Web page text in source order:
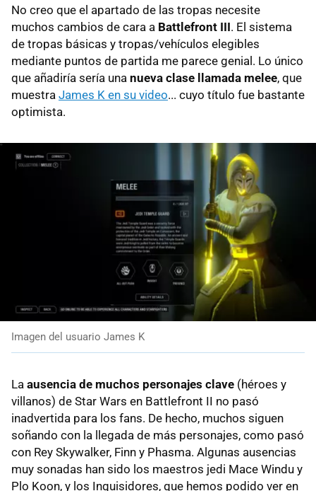
No creo que el apartado de las tropas necesite
muchos cambios de cara a Battlefront III. El sistema
de tropas básicas y tropas/vehículos elegibles
mediante puntos de partida me parece genial. Lo único
que añadiría sería una nueva clase llamada melee, que
muestra James K en su video... cuyo título fue bastante
optimista.
Imagen del usuario James K
La ausencia de muchos personajes clave (héroes y
villanos) de Star Wars en Battlefront II no pasó
inadvertida para los fans. De hecho, muchos siguen
soñando con la llegada de más personajes, como pasó
con Rey Skywalker, Finn y Phasma. Algunas ausencias
muy sonadas han sido los maestros jedi Mace Windu y
Plo Koon, y los Inquisidores, que hemos podido ver en